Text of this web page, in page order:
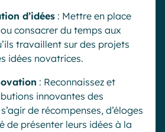
d’idées : Mettre en place
consacrer du temps aux
travaillent sur des projets
idées novatrices.
: Reconnaissez et
innovantes des
de récompenses, d’éloges
de présenter leurs idées à la